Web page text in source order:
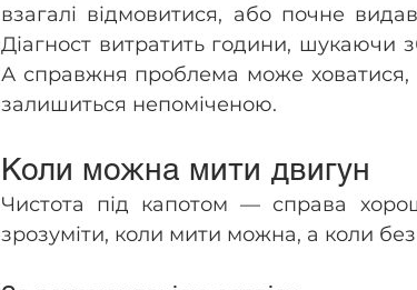
взагалі відмовитися, або почне
Діагност витратить години, шукаючи
А справжня проблема може
залишиться непоміченою.
Коли можна мити двигун
Чистота під капотом — справа
зрозуміти, коли мити можна, а коли